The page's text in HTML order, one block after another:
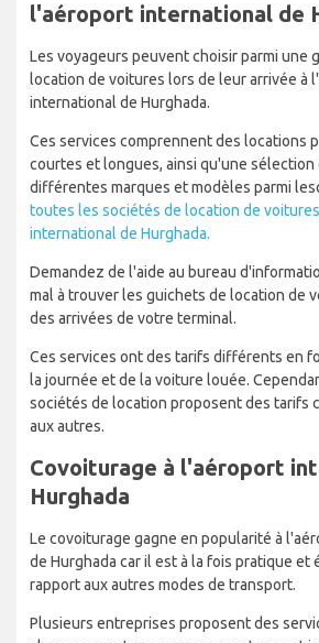
l'aéroport international de
Les voyageurs peuvent choisir parmi une
location de voitures lors de leur arrivée à
international de Hurghada.
Ces services comprennent des locations
courtes et longues, ainsi qu'une sélection
différentes marques et modèles parmi
toutes les sociétés de location de
international de Hurghada.
Demandez de l'aide au bureau
mal à trouver les guichets de location de
des arrivées de votre terminal.
Ces services ont des tarifs différents en
la journée et de la voiture louée.
sociétés de location proposent des tarifs
aux autres.
Covoiturage à l'aéroport
Hurghada
Le covoiturage gagne en popularité à
de Hurghada car il est à la fois pratique et
rapport aux autres modes de transport.
Plusieurs entreprises proposent des